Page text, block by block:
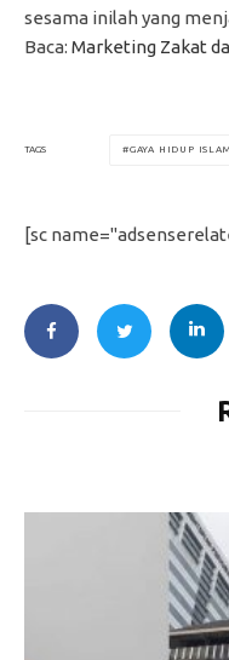
sesama inilah yang
Baca: Marketing Zakat
TAGS GAYA HIDUP
[sc